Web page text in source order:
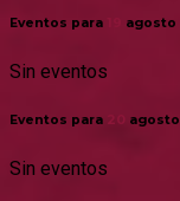
Eventos para agosto
Sin eventos
Eventos para 20 agosto
Sin eventos